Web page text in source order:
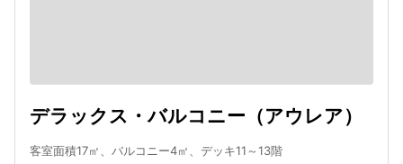
デラックス・バルコニー（アウレア）
客室面積17㎡、バルコニー4㎡、デッキ11～13階